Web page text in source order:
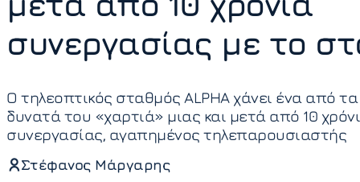
συνεργασίας με το
Ο τηλεοπτικός σταθμός ALPHA χάνει ένα από
δυνατά του «χαρτιά» μιας και μετά από 10
συνεργασίας, αγαπημένος τηλεπαρουσιαστής
Στέφανος Μάργαρης